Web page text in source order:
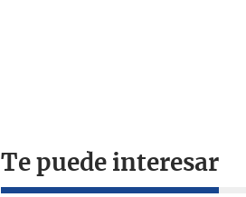
Te puede interesar